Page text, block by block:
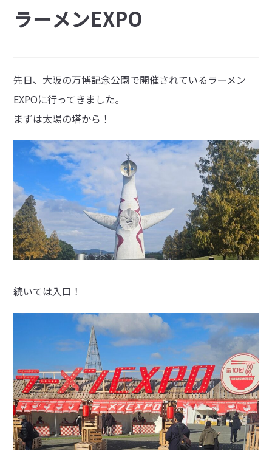
ラーメンEXPO
先日、大阪の万博記念公園で開催されているラーメン
EXPOに行ってきました。
まずは太陽の塔から！
続いては入口！